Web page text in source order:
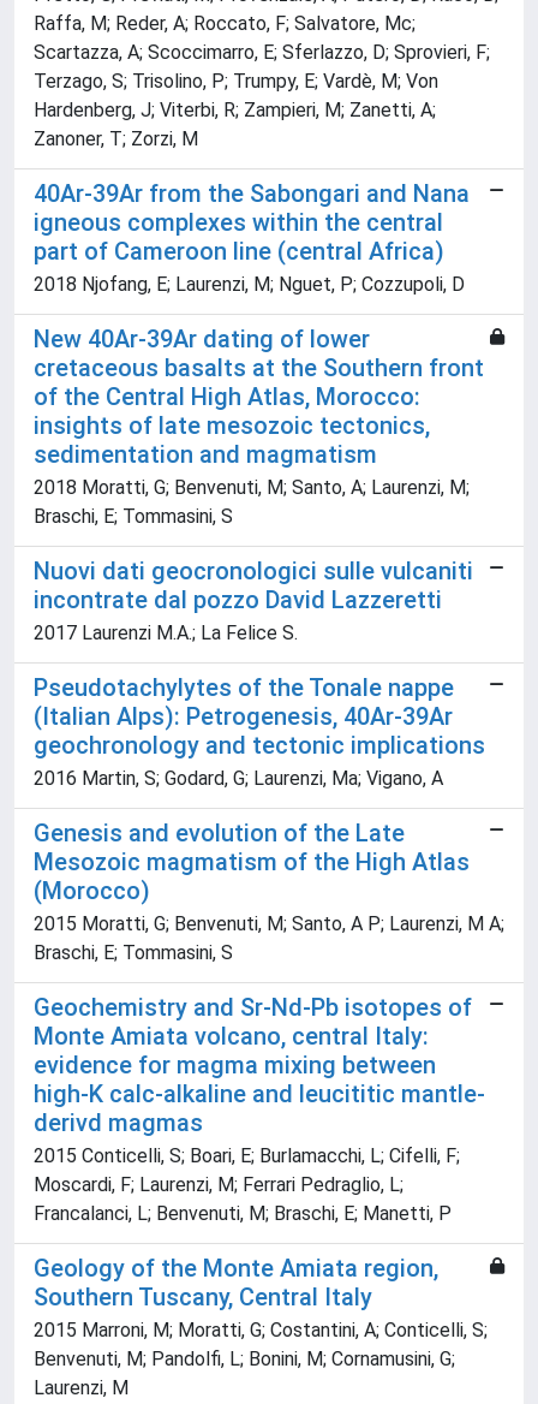
Raffa, M; Reder, A; Roccato, F; Salvatore, Mc;
Scartazza, A; Scoccimarro, E; Sferlazzo, D; Sprovieri, F;
Terzago, S; Trisolino, P; Trumpy, E; Vardè, M; Von
Hardenberg, J; Viterbi, R; Zampieri, M; Zanetti, A;
Zanoner, T; Zorzi, M
40Ar-39Ar from the Sabongari and Nana
igneous complexes within the central
part of Cameroon line (central Africa)
2018 Njofang, E; Laurenzi, M; Nguet, P; Cozzupoli, D
New 40Ar-39Ar dating of lower
cretaceous basalts at the Southern front
of the Central High Atlas, Morocco:
insights of late mesozoic tectonics,
sedimentation and magmatism
2018 Moratti, G; Benvenuti, M; Santo, A; Laurenzi, M;
Braschi, E; Tommasini, S
Nuovi dati geocronologici sulle vulcaniti
incontrate dal pozzo David Lazzeretti
2017 Laurenzi M.A.; La Felice S.
Pseudotachylytes of the Tonale nappe
(Italian Alps): Petrogenesis, 40Ar-39Ar
geochronology and tectonic implications
2016 Martin, S; Godard, G; Laurenzi, Ma; Vigano, A
Genesis and evolution of the Late
Mesozoic magmatism of the High Atlas
(Morocco)
2015 Moratti, G; Benvenuti, M; Santo, A P; Laurenzi, M A;
Braschi, E; Tommasini, S
Geochemistry and Sr-Nd-Pb isotopes of
Monte Amiata volcano, central Italy:
evidence for magma mixing between
high-K calc-alkaline and leucititic mantle-
derivd magmas
2015 Conticelli, S; Boari, E; Burlamacchi, L; Cifelli, F;
Moscardi, F; Laurenzi, M; Ferrari Pedraglio, L;
Francalanci, L; Benvenuti, M; Braschi, E; Manetti, P
Geology of the Monte Amiata region,
Southern Tuscany, Central Italy
2015 Marroni, M; Moratti, G; Costantini, A; Conticelli, S;
Benvenuti, M; Pandolfi, L; Bonini, M; Cornamusini, G;
Laurenzi, M